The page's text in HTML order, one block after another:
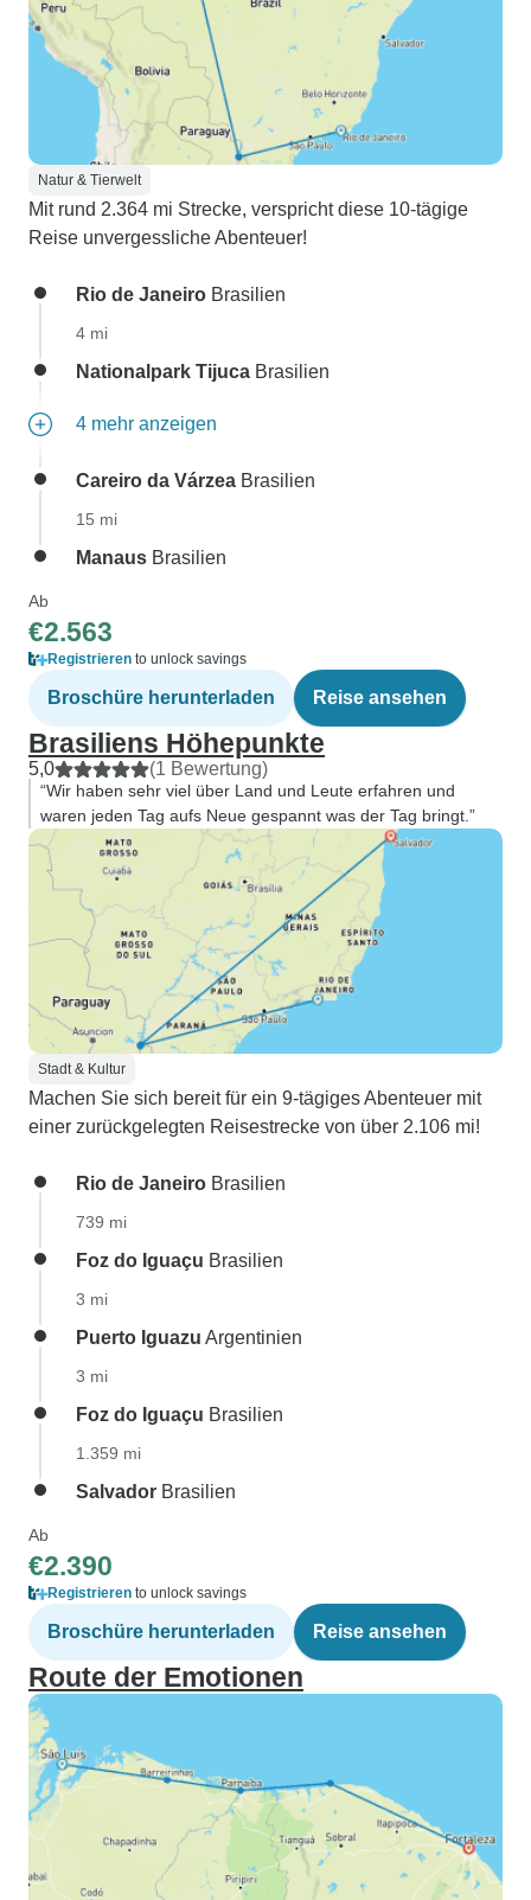
Natur & Tierwelt
Mit rund 2.364 mi Strecke, verspricht diese 10-tägige
Reise unvergessliche Abenteuer!
Rio de Janeiro Brasilien
4 mi
Nationalpark Tijuca Brasilien
4 mehr anzeigen
Careiro da Várzea Brasilien
15 mi
Manaus Brasilien
Ab
€2.563
Registrieren to unlock savings
Broschüre herunterladen Reise ansehen
Brasiliens Höhepunkte
5,0 (1 Bewertung)
“Wir haben sehr viel über Land und Leute erfahren und
waren jeden Tag aufs Neue gespannt was der Tag bringt.”
Stadt & Kultur
Machen Sie sich bereit für ein 9-tägiges Abenteuer mit
einer zurückgelegten Reisestrecke von über 2.106 mi!
Rio de Janeiro Brasilien
739 mi
Foz do Iguaçu Brasilien
3 mi
Puerto Iguazu Argentinien
3 mi
Foz do Iguaçu Brasilien
1.359 mi
Salvador Brasilien
Ab
€2.390
Registrieren to unlock savings
Broschüre herunterladen Reise ansehen
Route der Emotionen